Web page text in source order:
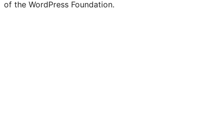
of the WordPress Foundation.